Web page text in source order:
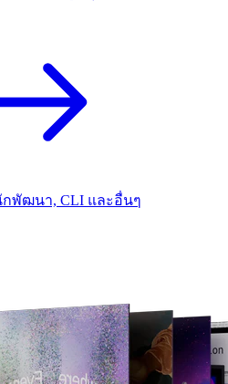
กพัฒนา, CLI และอื่นๆ